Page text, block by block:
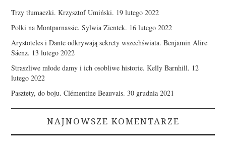
Trzy tłumaczki. Krzysztof Umiński. 19 lutego 2022
Polki na Montparnassie. Sylwia Zientek. 16 lutego 2022
Arystoteles i Dante odkrywają sekrety wszechświata. Benjamin Alire
Sáenz. 13 lutego 2022
Straszliwe młode damy i ich osobliwe historie. Kelly Barnhill. 12
lutego 2022
Pasztety, do boju. Clémentine Beauvais. 30 grudnia 2021
NAJNOWSZE KOMENTARZE